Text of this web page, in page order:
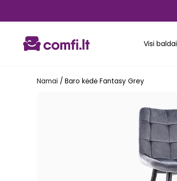
Visi baldai
Namai / Baro kėdė Fantasy Grey